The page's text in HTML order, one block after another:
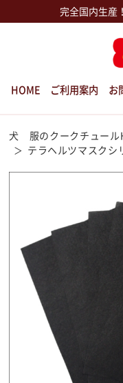
完全国内生産
HOME ご利用案内 お
犬 服のクークチュール
テラヘルツマスクシ